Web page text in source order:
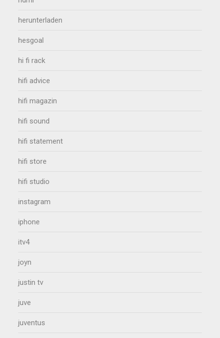
herunterladen
hesgoal
hi fi rack
hifi advice
hifi magazin
hifi sound
hifi statement
hifi store
hifi studio
instagram
iphone
itv4
joyn
justin tv
juve
juventus